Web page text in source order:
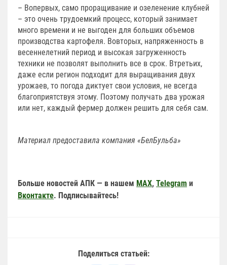
– Во­первых, само проращивание и озеленение клубней
– это очень трудоемкий процесс, который занимает
много времени и не выгоден для больших объемов
производства картофеля. Во­вторых, напряженность в
весенне­летний период и высокая загруженность
техники не позволят выполнить все в срок. В­третьих,
даже если регион подходит для выращивания двух
урожаев, то погода диктует свои условия, не всегда
благоприятствуя этому. Поэтому получать два урожая
или нет, каждый фермер должен решить для себя сам.
Материал предоставила компания «БелБульба»
Больше новостей АПК — в нашем MAX, Telegram и
Вконтакте. Подписывайтесь!
Поделиться статьей: